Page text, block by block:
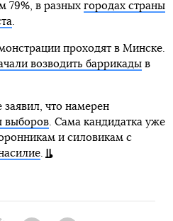
79%, в разных городах страны
.
проходят в Минске.
возводить баррикадыв
что намерен
выборов. Сама кандидатка уже
и силовикам с
.